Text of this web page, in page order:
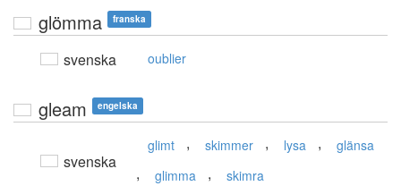
glömma franska
svenska oublier
gleam engelska
svenska
glimt , skimmer , lysa , glänsa
, glimma , skimra